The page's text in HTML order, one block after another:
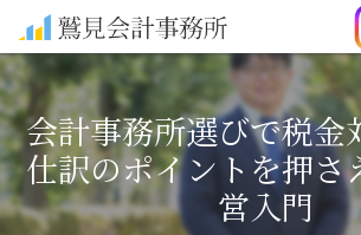
会計事務所選びで税金
仕訳のポイントを押さ
営入門